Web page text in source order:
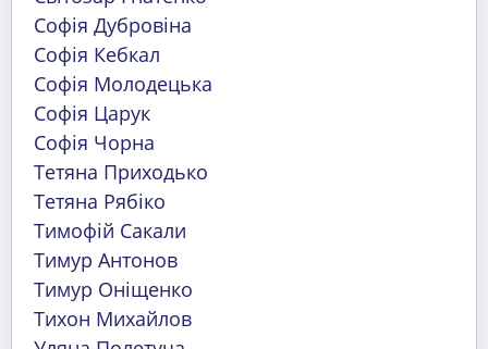
Софія Дубровіна
Софія Кебкал
Софія Молодецька
Софія Царук
Софія Чорна
Тетяна Приходько
Тетяна Рябіко
Тимофій Сакали
Тимур Антонов
Тимур Оніщенко
Тихон Михайлов